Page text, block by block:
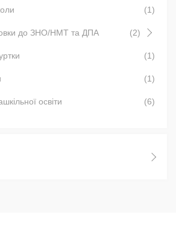
(1)
до ЗНО/НМТ та ДПА (2)
(1)
(1)
освіти (6)